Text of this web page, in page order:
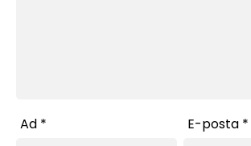
Ad * E-posta *